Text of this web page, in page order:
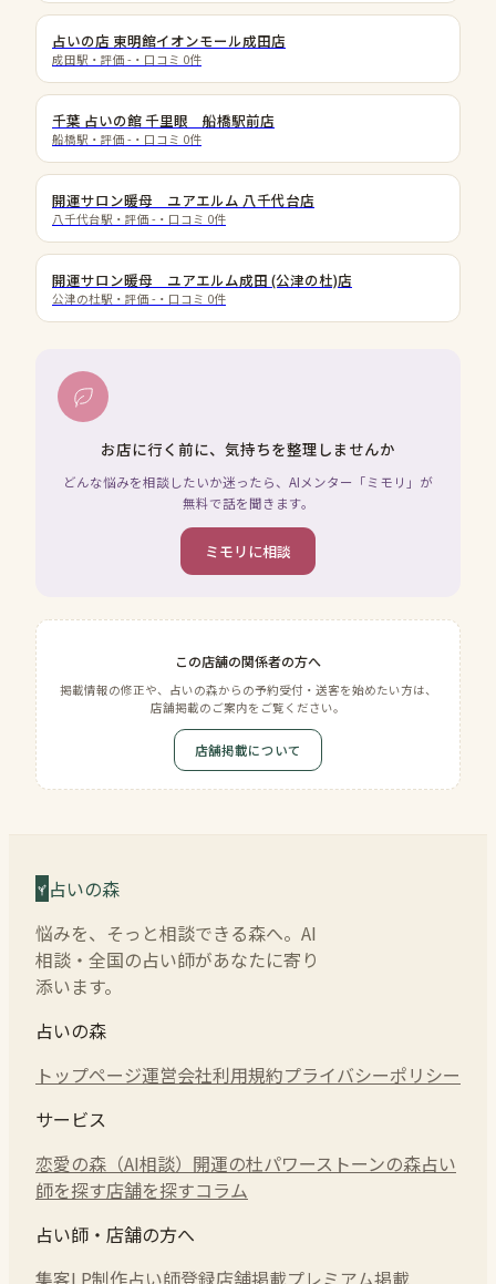
占いの店 東明館イオンモール成田店
成田駅 ・評価 - ・口コミ 0件
千葉 占いの館 千里眼 船橋駅前店
船橋駅 ・評価 - ・口コミ 0件
開運サロン暖母 ユアエルム 八千代台店
八千代台駅 ・評価 - ・口コミ 0件
開運サロン暖母 ユアエルム成田 (公津の杜)店
公津の杜駅 ・評価 - ・口コミ 0件
お店に行く前に、気持ちを整理しませんか
どんな悩みを相談したいか迷ったら、AIメンター「ミモリ」が
無料で話を聞きます。
ミモリに相談
この店舗の関係者の方へ
掲載情報の修正や、占いの森からの予約受付・送客を始めたい方は、
店舗掲載のご案内をご覧ください。
店舗掲載について
占いの森
悩みを、そっと相談できる森へ。AI
相談・全国の占い師があなたに寄り
添います。
占いの森
トップページ運営会社利用規約プライバシーポリシー
サービス
恋愛の森（AI相談） 開運の杜パワーストーンの森占い
師を探す店舗を探すコラム
占い師・店舗の方へ
集客LP制作占い師登録店舗掲載プレミアム掲載